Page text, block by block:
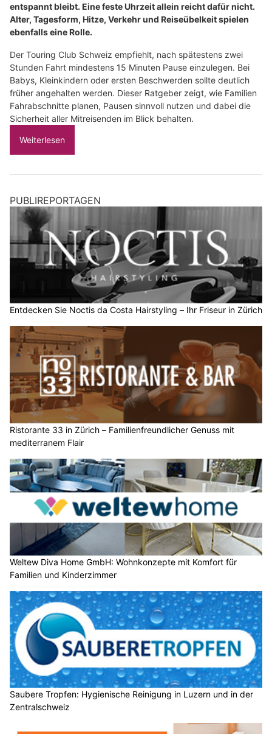
entspannt bleibt. Eine feste Uhrzeit allein reicht dafür nicht.
Alter, Tagesform, Hitze, Verkehr und Reiseübelkeit spielen
ebenfalls eine Rolle.
Der Touring Club Schweiz empfiehlt, nach spätestens zwei
Stunden Fahrt mindestens 15 Minuten Pause einzulegen. Bei
Babys, Kleinkindern oder ersten Beschwerden sollte deutlich
früher angehalten werden. Dieser Ratgeber zeigt, wie Familien
Fahrabschnitte planen, Pausen sinnvoll nutzen und dabei die
Sicherheit aller Mitreisenden im Blick behalten.
Weiterlesen
PUBLIREPORTAGEN
Entdecken Sie Noctis da Costa Hairstyling – Ihr Friseur in Zürich
Ristorante 33 in Zürich – Familienfreundlicher Genuss mit
mediterranem Flair
Weltew Diva Home GmbH: Wohnkonzepte mit Komfort für
Familien und Kinderzimmer
Saubere Tropfen: Hygienische Reinigung in Luzern und in der
Zentralschweiz